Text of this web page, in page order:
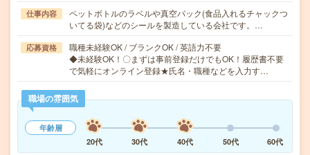
仕事内容
ペットボトルのラベルや真空パック(食品入れるチャックつ
いてる袋)などのシールを製造している会社です。…
応募資格
職種未経験OK / ブランクOK / 英語力不要
◆未経験OK！〇まずは事前登録だけでもOK！履歴書不要
で気軽にオンライン登録★氏名・職種などを入力す…
職場の雰囲気
年齢層
20代
30代 40代 50代 60代